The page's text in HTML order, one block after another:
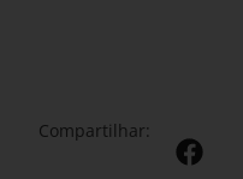
Compartilhar: